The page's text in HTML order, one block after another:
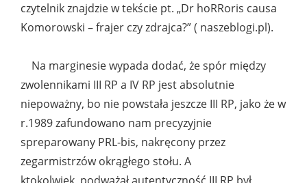
czytelnik znajdzie w tekście pt. „Dr hoRRoris causa
Komorowski – frajer czy zdrajca?” ( naszeblogi.pl).
Na marginesie wypada dodać, że spór między
zwolennikami III RP a IV RP jest absolutnie
niepoważny, bo nie powstała jeszcze III RP, jako że w
r.1989 zafundowano nam precyzyjnie
spreparowany PRL-bis, nakręcony przez
zegarmistrzów okrągłego stołu. A